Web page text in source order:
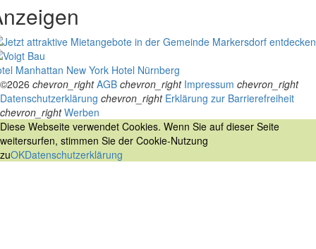
Manhattan New York Hotel Nürnberg
©2026 chevron_right AGB chevron_right Impressum chevron_right
Datenschutzerklärung chevron_right Erklärung zur Barrierefreiheit
chevron_right Werben
Diese Webseite verwendet Cookies. Wenn Sie auf dieser Seite
weitersurfen, stimmen Sie der Cookie-Nutzung
zuOKDatenschutzerklärung